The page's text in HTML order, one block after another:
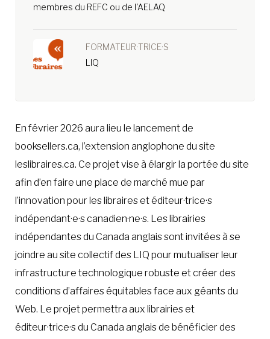
membres du REFC ou de l'AELAQ
FORMATEUR·TRICE·S
LIQ
En février 2026 aura lieu le lancement de
booksellers.ca, l’extension anglophone du site
leslibraires.ca. Ce projet vise à élargir la portée du site
afin d’en faire une place de marché mue par
l’innovation pour les libraires et éditeur·trice·s
indépendant·e·s canadien·ne·s. Les librairies
indépendantes du Canada anglais sont invitées à se
joindre au site collectif des LIQ pour mutualiser leur
infrastructure technologique robuste et créer des
conditions d’affaires équitables face aux géants du
Web. Le projet permettra aux librairies et
éditeur·trice·s du Canada anglais de bénéficier des